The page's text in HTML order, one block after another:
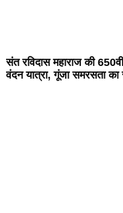
संत रविदास महाराज की
वंदन यात्रा, गूंजा समरसता